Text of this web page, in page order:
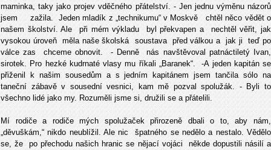
maminka, taky jako projev vděčného přátelství. - Jen jednu výměnu názorů
jsem zažila. Jeden mladík z „technikumu“ v Moskvě chtěl něco vědět o
našem školství. Ale při mém výkladu byl překvapen a nechtěl věřit, jak
vysokou úroveň měla naše školská soustava před válkou a jak ji teď po
válce zas chceme obnovit. - Denně nás navštěvoval patnáctiletý Ivan,
sirotek. Pro hezké kudrnaté vlasy mu říkali „Baranek“. -A jeden kapitán se
přiženil k našim sousedům a s jedním kapitánem jsem tančila sólo na
taneční zábavě v sousední vesnici, kam mě pozval spolužák. - Byli to
všechno lidé jako my. Rozuměli jsme si, družili se a přátelili.
Mí rodiče a rodiče mých spolužaček přirozeně dbali o to, aby nám,
„děvuškám,“ nikdo neublížil. Ale nic špatného se nedělo a nestalo. Vědělo
se, že po přechodu našich hranic se nějací vojáci někde dopustili násilí a